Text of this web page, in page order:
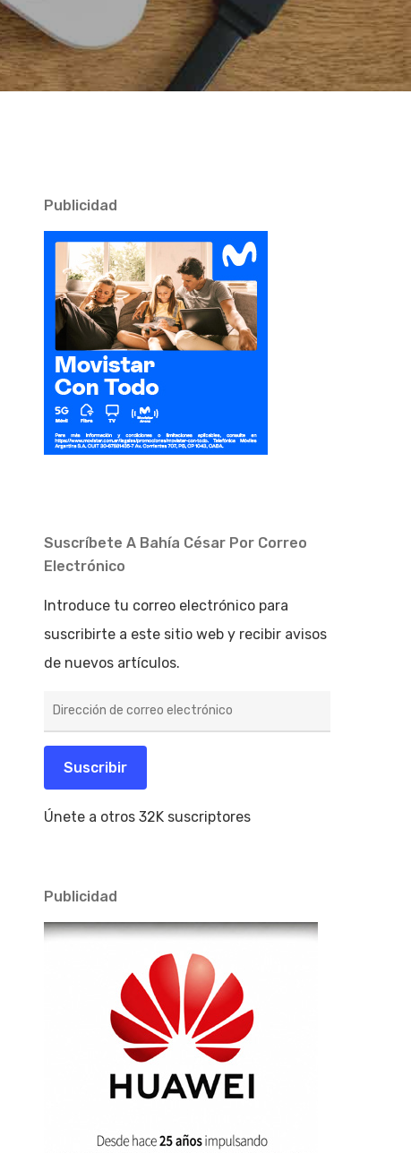
Publicidad
Suscríbete A Bahía César Por Correo
Electrónico
Introduce tu correo electrónico para
suscribirte a este sitio web y recibir avisos
de nuevos artículos.
de
electrónico
Suscribir
Únete a otros 32K suscriptores
Publicidad